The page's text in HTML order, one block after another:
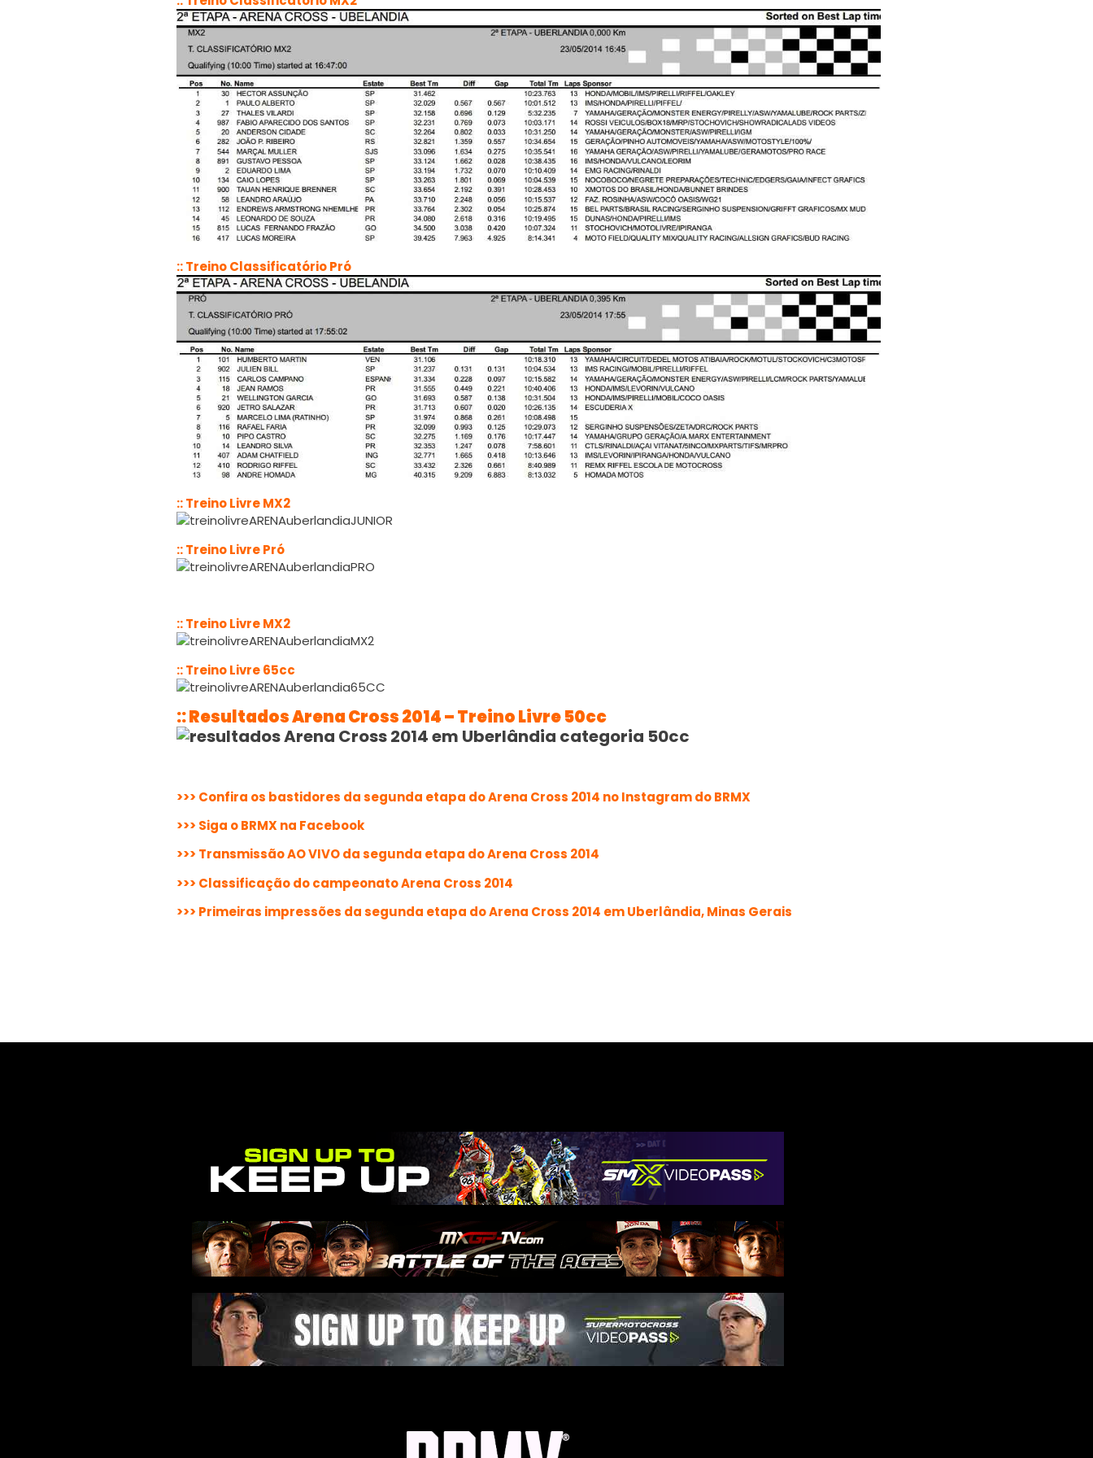
:: Treino Classificatório Pró
:: Treino Livre MX2
:: Treino Livre Pró
:: Treino Livre MX2
:: Treino Livre 65cc
:: Resultados Arena Cross 2014 – Treino Livre 50cc
>>> Confira os bastidores da segunda etapa do Arena Cross 2014 no Instagram do BRMX
>>> Siga o BRMX na Facebook
>>> Transmissão AO VIVO da segunda etapa do Arena Cross 2014
>>> Classificação do campeonato Arena Cross 2014
>>> Primeiras impressões da segunda etapa do Arena Cross 2014 em Uberlândia, Minas Gerais